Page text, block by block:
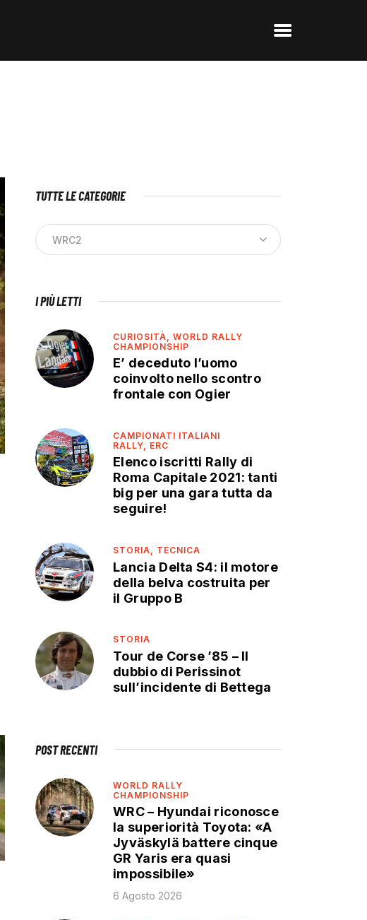
TUTTE LE CATEGORIE
I PIÙ LETTI
CURIOSITÀ,WORLD RALLY
CHAMPIONSHIP
E’ deceduto l’uomo
coinvolto nello scontro
frontale con Ogier
CAMPIONATI ITALIANI
RALLY, ERC
Elenco iscritti Rally di
Roma Capitale 2021: tanti
big per una gara tutta da
seguire!
STORIA, TECNICA
Lancia Delta S4: il motore
della belva costruita per
il Gruppo B
STORIA
Tour de Corse ’85 – Il
dubbio di Perissinot
sull’incidente di Bettega
POST RECENTI
WORLD RALLY
CHAMPIONSHIP
WRC – Hyundai riconosce
la superiorità Toyota: «A
Jyväskylä battere cinque
GR Yaris era quasi
impossibile»
6 Agosto 2026